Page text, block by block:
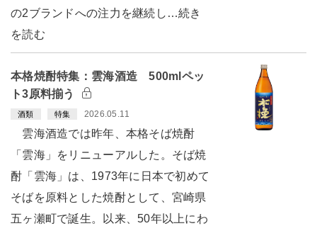
の2ブランドへの注力を継続し…続き
を読む
本格焼酎特集：雲海酒造 500mlペッ
ト3原料揃う
酒類 特集 2026.05.11
雲海酒造では昨年、本格そば焼酎
「雲海」をリニューアルした。そば焼
酎「雲海」は、1973年に日本で初めて
そばを原料とした焼酎として、宮崎県
五ヶ瀬町で誕生。以来、50年以上にわ